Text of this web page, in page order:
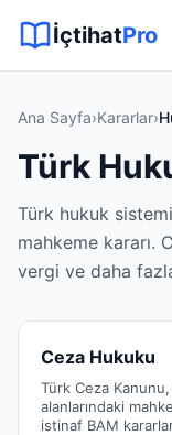
İçtihatPro
Ana Sayfa›Kararlar›
Türk
Türk hukuk
mahkeme kararı.
vergi ve daha
Ceza Hukuku
Türk Ceza
alanlarındaki
istinaf BAM